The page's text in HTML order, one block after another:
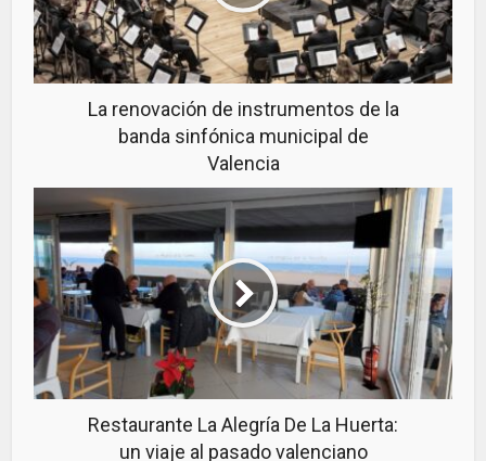
La renovación de instrumentos de la
banda sinfónica municipal de
Valencia
Restaurante La Alegría De La Huerta:
un viaje al pasado valenciano